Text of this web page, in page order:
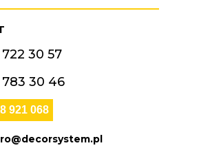
30 57
783 30 46
921 068